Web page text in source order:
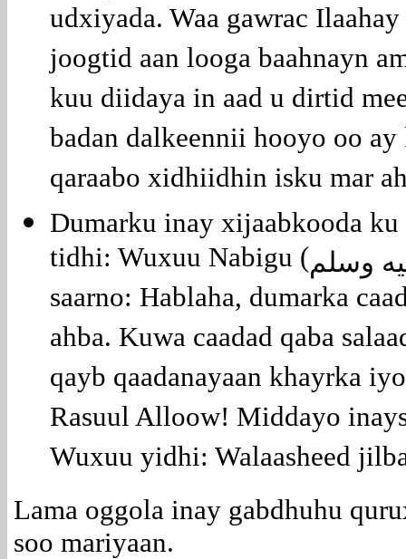
udxiyada. Waa gawrac
joogtid aan looga baahnayn
kuu diidaya in aad u dirtid
badan dalkeennii hooyo oo
qaraabo xidhiidhin isku mar
Dumarku inay xijaabkooda
tidhi: Wuxuu Nabigu (وسلم
saarno: Hablaha, dumarka
ahba. Kuwa caadad qaba
qayb qaadanayaan khayrka
Rasuul Alloow! Middayo
Wuxuu yidhi: Walaasheed
Lama oggola inay gabdhuhu
soo mariyaan.